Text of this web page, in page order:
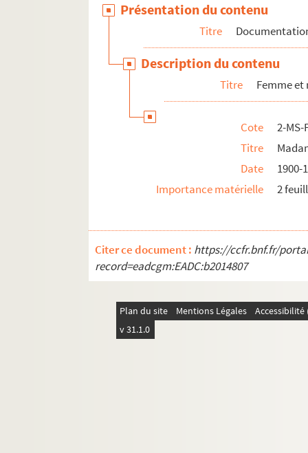
Présentation du contenu
Titre
Description du contenu
Titre Femme
Cote
2-MS-
Titre
Date
1900-
Importance matérielle
2
Citer ce document : https://ccfr.bnf.fr/
record=eadcgm:EADC:b2014807
Plan du site Mentions Légales
v 31.1.0